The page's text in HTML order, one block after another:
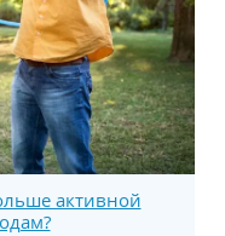
активной